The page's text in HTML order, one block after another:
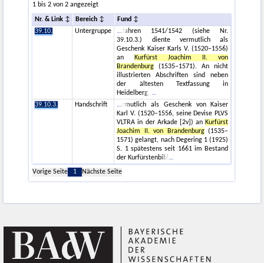
1 bis 2 von 2 angezeigt
Nr. & Link Bereich
Fund
39.10.
Untergruppe
Jahren 1541/1542 (siehe Nr.
39.10.3.) diente vermutlich als
Geschenk Kaiser Karls V. (1520–1556)
an Kurfürst Joachim II. von
Brandenburg (1535–1571). An nicht
illustrierten Abschriften sind neben
der ältesten Textfassung in
Heidelberg,
39.10.3.
Handschrift
rmutlich als Geschenk von Kaiser
Karl V. (1520–1556, seine Devise PLVS
VLTRA in der Arkade [2v]) an Kurfürst
Joachim II. von Brandenburg(1535–
1571) gelangt, nach Degering 1 (1925)
S. 1 spätestens seit 1661 im Bestand
der Kurfürstenbibl
Vorige Seite
1 Nächste Seite